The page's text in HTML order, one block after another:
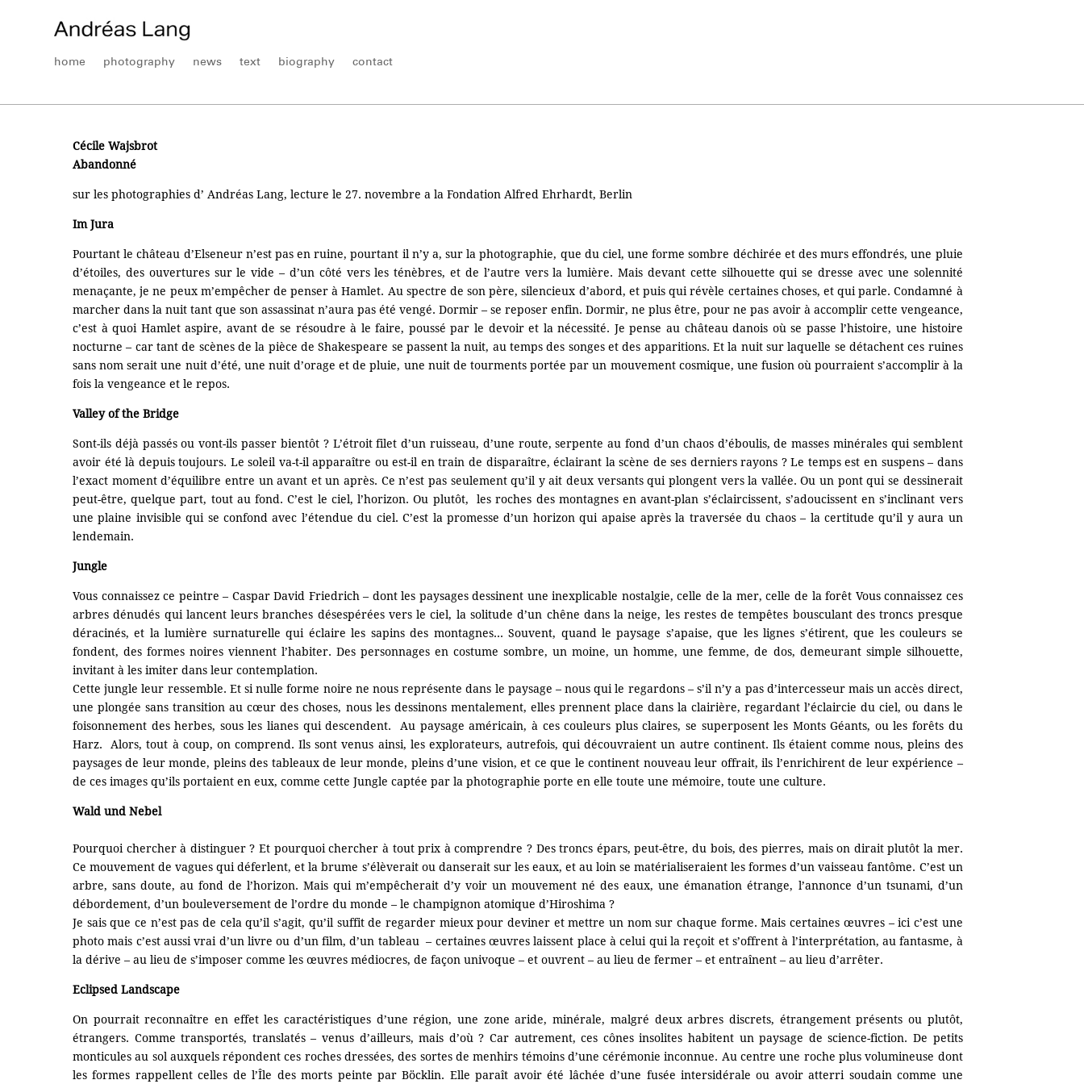
home photography news text biography contact
Cécile Wajsbrot
Abandonné
sur les photographies d’ Andréas Lang, lecture le 27. novembre a la Fondation Alfred Ehrhardt, Berlin
Im Jura
Pourtant le château d’Elseneur n’est pas en ruine, pourtant il n’y a, sur la photographie, que du ciel, une forme sombre déchirée et des murs effondrés, une pluie
d’étoiles, des ouvertures sur le vide – d’un côté vers les ténèbres, et de l’autre vers la lumière. Mais devant cette silhouette qui se dresse avec une solennité
menaçante, je ne peux m’empêcher de penser à Hamlet. Au spectre de son père, silencieux d’abord, et puis qui révèle certaines choses, et qui parle. Condamné à
marcher dans la nuit tant que son assassinat n’aura pas été vengé. Dormir – se reposer enfin. Dormir, ne plus être, pour ne pas avoir à accomplir cette vengeance,
c’est à quoi Hamlet aspire, avant de se résoudre à le faire, poussé par le devoir et la nécessité. Je pense au château danois où se passe l’histoire, une histoire
nocturne – car tant de scènes de la pièce de Shakespeare se passent la nuit, au temps des songes et des apparitions. Et la nuit sur laquelle se détachent ces ruines
sans nom serait une nuit d’été, une nuit d’orage et de pluie, une nuit de tourments portée par un mouvement cosmique, une fusion où pourraient s’accomplir à la
fois la vengeance et le repos.
Valley of the Bridge
Sont-ils déjà passés ou vont-ils passer bientôt ? L’étroit filet d’un ruisseau, d’une route, serpente au fond d’un chaos d’éboulis, de masses minérales qui semblent
avoir été là depuis toujours. Le soleil va-t-il apparaître ou est-il en train de disparaître, éclairant la scène de ses derniers rayons ? Le temps est en suspens – dans
l’exact moment d’équilibre entre un avant et un après. Ce n’est pas seulement qu’il y ait deux versants qui plongent vers la vallée. Ou un pont qui se dessinerait
peut-être, quelque part, tout au fond. C’est le ciel, l’horizon. Ou plutôt, les roches des montagnes en avant-plan s’éclaircissent, s’adoucissent en s’inclinant vers
une plaine invisible qui se confond avec l’étendue du ciel. C’est la promesse d’un horizon qui apaise après la traversée du chaos – la certitude qu’il y aura un
lendemain.
Jungle
Vous connaissez ce peintre – Caspar David Friedrich – dont les paysages dessinent une inexplicable nostalgie, celle de la mer, celle de la forêt Vous connaissez ces
arbres dénudés qui lancent leurs branches désespérées vers le ciel, la solitude d’un chêne dans la neige, les restes de tempêtes bousculant des troncs presque
déracinés, et la lumière surnaturelle qui éclaire les sapins des montagnes… Souvent, quand le paysage s’apaise, que les lignes s’étirent, que les couleurs se
fondent, des formes noires viennent l’habiter. Des personnages en costume sombre, un moine, un homme, une femme, de dos, demeurant simple silhouette,
invitant à les imiter dans leur contemplation.
Cette jungle leur ressemble. Et si nulle forme noire ne nous représente dans le paysage – nous qui le regardons – s’il n’y a pas d’intercesseur mais un accès direct,
une plongée sans transition au cœur des choses, nous les dessinons mentalement, elles prennent place dans la clairière, regardant l’éclaircie du ciel, ou dans le
foisonnement des herbes, sous les lianes qui descendent. Au paysage américain, à ces couleurs plus claires, se superposent les Monts Géants, ou les forêts du
Harz. Alors, tout à coup, on comprend. Ils sont venus ainsi, les explorateurs, autrefois, qui découvraient un autre continent. Ils étaient comme nous, pleins des
paysages de leur monde, pleins des tableaux de leur monde, pleins d’une vision, et ce que le continent nouveau leur offrait, ils l’enrichirent de leur expérience –
de ces images qu’ils portaient en eux, comme cette Jungle captée par la photographie porte en elle toute une mémoire, toute une culture.
Wald und Nebel
Pourquoi chercher à distinguer ? Et pourquoi chercher à tout prix à comprendre ? Des troncs épars, peut-être, du bois, des pierres, mais on dirait plutôt la mer.
Ce mouvement de vagues qui déferlent, et la brume s’élèverait ou danserait sur les eaux, et au loin se matérialiseraient les formes d’un vaisseau fantôme. C’est un
arbre, sans doute, au fond de l’horizon. Mais qui m’empêcherait d’y voir un mouvement né des eaux, une émanation étrange, l’annonce d’un tsunami, d’un
débordement, d’un bouleversement de l’ordre du monde – le champignon atomique d’Hiroshima ?
Je sais que ce n’est pas de cela qu’il s’agit, qu’il suffit de regarder mieux pour deviner et mettre un nom sur chaque forme. Mais certaines œuvres – ici c’est une
photo mais c’est aussi vrai d’un livre ou d’un film, d’un tableau – certaines œuvres laissent place à celui qui la reçoit et s’offrent à l’interprétation, au fantasme, à
la dérive – au lieu de s’imposer comme les œuvres médiocres, de façon univoque – et ouvrent – au lieu de fermer – et entraînent – au lieu d’arrêter.
Eclipsed Landscape
On pourrait reconnaître en effet les caractéristiques d’une région, une zone aride, minérale, malgré deux arbres discrets, étrangement présents ou plutôt,
étrangers. Comme transportés, translatés – venus d’ailleurs, mais d’où ? Car autrement, ces cônes insolites habitent un paysage de science-fiction. De petits
monticules au sol auxquels répondent ces roches dressées, des sortes de menhirs témoins d’une cérémonie inconnue. Au centre une roche plus volumineuse dont
les formes rappellent celles de l’Île des morts peinte par Böcklin. Elle paraît avoir été lâchée d’une fusée intersidérale ou avoir atterri soudain comme une